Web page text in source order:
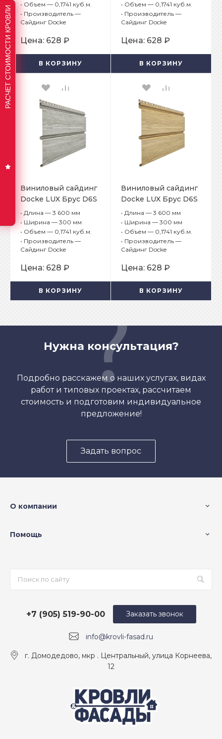
• Объем — 0,1741 куб.м.
• Производитель —
Сайдинг Docke
Цена: 628 ₽
В КОРЗИНУ
• Объем — 0,1741 куб.м.
• Производитель —
Сайдинг Docke
Цена: 628 ₽
В КОРЗИНУ
Виниловый сайдинг
Docke LUX Брус D6S
Канадская берёза
• Длина — 3 600 мм
• Ширина — 300 мм
• Объем — 0,1741 куб.м.
• Производитель —
Сайдинг Docke
Цена: 628 ₽
В КОРЗИНУ
Виниловый сайдинг
Docke LUX Брус D6S
Зрелый каштан
• Длина — 3 600 мм
• Ширина — 300 мм
• Объем — 0,1741 куб.м.
• Производитель —
Сайдинг Docke
Цена: 628 ₽
В КОРЗИНУ
Нужна консультация?
Подробно расскажем о наших услугах, видах
работ и типовых проектах, рассчитаем
стоимость и подготовим индивидуальное
предложение!
Задать вопрос
О компании
Помощь
info@krovli-fasad.ru
+7 (905) 519-90-00
г. Домодедово, мкр . Центральный, улица Корнеева,
12
Заказать звонок
РАСЧЕТ СТОИМОСТИ КРОВЛИ